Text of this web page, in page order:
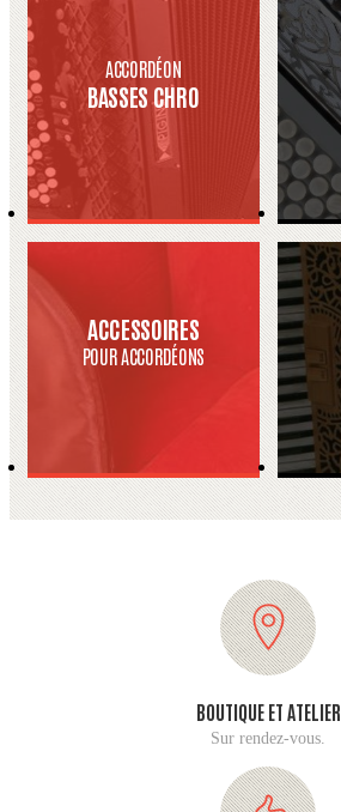
ACCORDÉON
BASSES CHRO
ACCESSOIRES
POUR ACCORDÉONS
BOUTIQUE ET ATELIER
Sur rendez-vous.